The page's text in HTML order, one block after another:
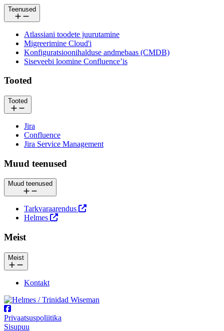
Teenused
Atlassiani toodete juurutamine
Migreerimine Cloud'i
Konfiguratsioonihalduse andmebaas (CMDB)
Siseveebi loomine Confluence’is
Tooted
Tooted
Jira
Confluence
Jira Service Management
Muud teenused
Muud teenused
Tarkvaraarendus
Helmes
Meist
Meist
Kontakt
Privaatsuspoliitika
Sisupuu